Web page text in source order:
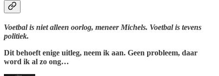
Voetbal is niet alleen oorlog, meneer Michels. Voetbal is tevens
politiek.
Dit behoeft enige uitleg, neem ik aan. Geen probleem, daar
word ik al zo ong…